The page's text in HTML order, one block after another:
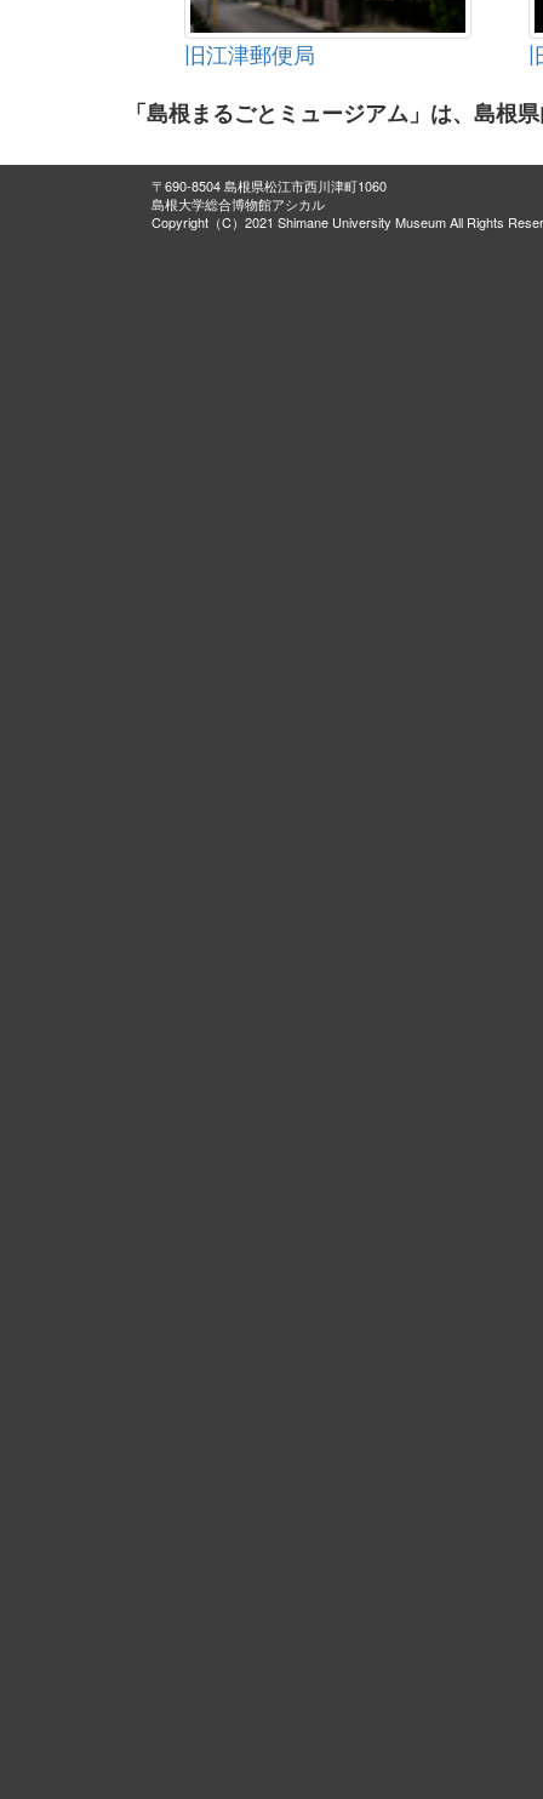
旧江津郵便局
「島根まるごとミュージアム」は、島根
〒690-8504 島根県松江市西川津町1060
島根大学総合博物館アシカル
Copyright（C）2021 Shimane University Museum All Rights